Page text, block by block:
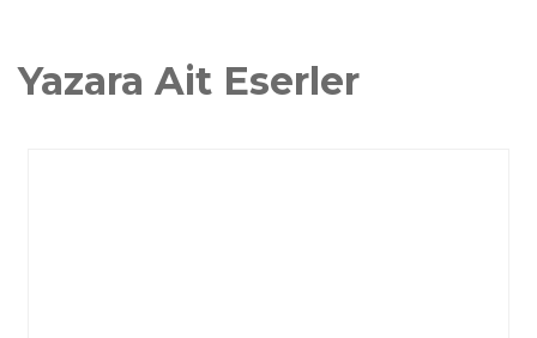
Yazara Ait Eserler